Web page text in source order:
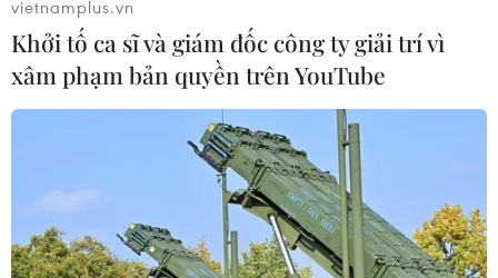
vietnamplus.vn
Khởi tố ca sĩ và giám đốc công ty giải trí vì
xâm phạm bản quyền trên YouTube